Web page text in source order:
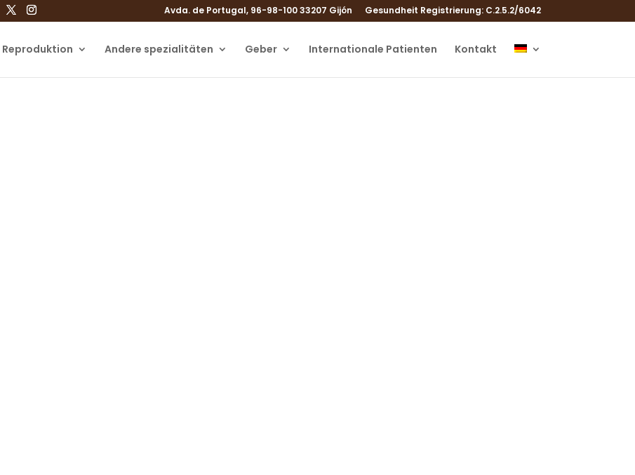
Avda. de Portugal, 96-98-100 33207 Gijón Gesundheit Registrierung: C.2.5.2/6042
Andere spezialitäten Geber Internationale Patienten Kontakt